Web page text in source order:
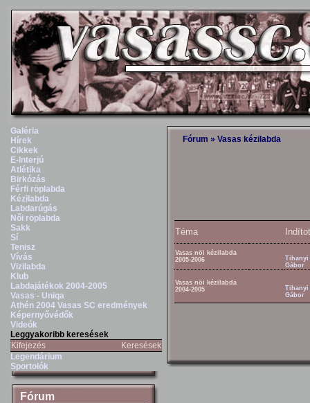
Galéria
Hírek
Cikkek
E-Interjú
Atlétika
Birkózás
Férfi röplabda
Kézilabda
Labdarúgás
Női röplabda
Sakk
Sí
Tenisz
Vívás
Vizilabda
Klub
Labdajátékok 2004-2005
Vasas - Uniqa
Athén 2004 Vasas SC eredmények
Képernyővédők
Videók
Leggyakoribb keresések
Kifejezés
Keresések
Legendárium
Sportolók
Fórum
Fórum » Vasas kézilabda
Téma
Vasas nöi kézilabda
2005-2006
Tihanyi
Gábor
Vasas nöi kézilabda
2004-2005
Tihanyi
Gábor